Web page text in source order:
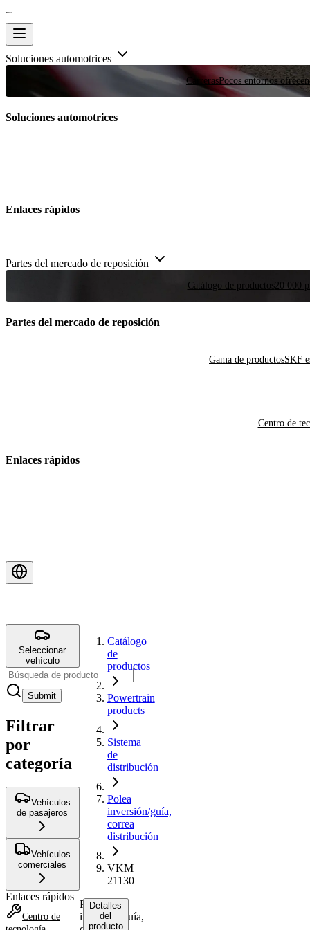
Soluciones automotrices
CarrerasPocos entornos
Soluciones automotrices
Enlaces rápidos
Partes del mercado de reposición
Catálogo de productos20 000
Partes del mercado de reposición
Gama de productosSKF
Centro de
Enlaces rápidos
Seleccionar
vehículo
Submit
Filtrar
por
categoría
Vehículos
de pasajeros
Vehículos
comerciales
Enlaces rápidos
Centro de
Catálogo
de
productos
Powertrain
products
Sistema
de
distribución
Polea
inversión/guía,
correa
distribución
VKM
21130
Polea
inversión/guía,
Detalles
del
producto